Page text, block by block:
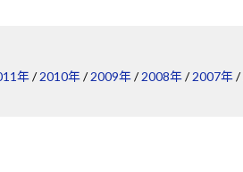
年/2010年/2009年/2008年/2007年/